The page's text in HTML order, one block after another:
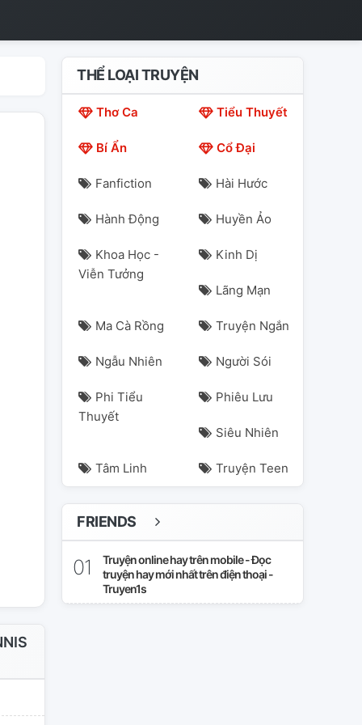
THỂ LOẠI TRUYỆN
Thơ Ca Tiểu Thuyết
Bí Ẩn Cổ Đại
Fanfiction Hài Hước
Hành Động Huyền Ảo
Khoa Học -
Viễn Tưởng
Kinh Dị
Lãng Mạn
Ma Cà Rồng Truyện Ngắn
Ngẫu Nhiên Người Sói
Phi Tiểu
Thuyết
Phiêu Lưu
Siêu Nhiên
Tâm Linh Truyện Teen
FRIENDS
Truyện online hay trên mobile - Đọc
truyện hay mới nhất trên điện thoại -
Truyen1s